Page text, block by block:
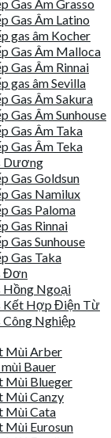
Gas Âm Grasso
Gas Âm Latino
gas âm Kocher
Gas Âm Malloca
Gas Âm Rinnai
gas âm Sevilla
Gas Âm Sakura
Gas Âm Sunhouse
Gas Âm Taka
Gas Âm Teka
Dương
Gas Goldsun
Gas Namilux
Gas Paloma
Gas Rinnai
Gas Sunhouse
Gas Taka
Đơn
Hồng Ngoại
Kết Hợp Điện Từ
Công Nghiệp
Mùi Arber
Bauer
Mùi Blueger
Mùi Canzy
Mùi Cata
Mùi Eurosun